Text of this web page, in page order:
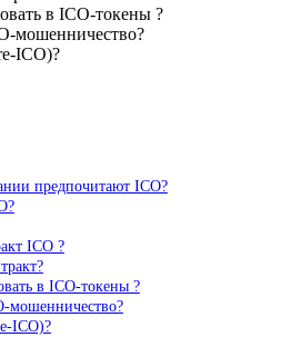
в ICO-токены ?
мошенничество?
ICO)?
предпочитают ICO?
ICO ?
в ICO-токены ?
мошенничество?
ICO)?